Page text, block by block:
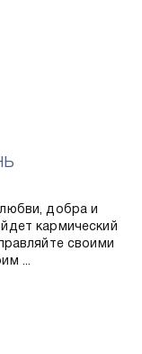
добра и
кармический
своими
...